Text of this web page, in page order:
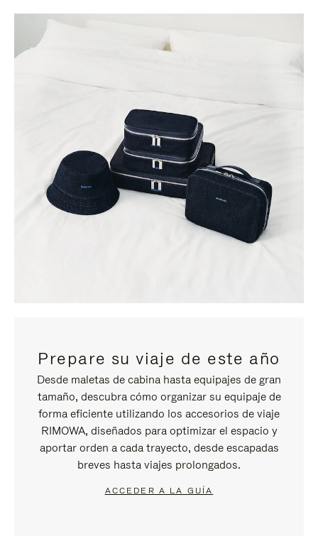
Prepare su viaje de este año
Desde maletas de cabina hasta equipajes de gran
tamaño, descubra cómo organizar su equipaje de
forma eficiente utilizando los accesorios de viaje
RIMOWA, diseñados para optimizar el espacio y
aportar orden a cada trayecto, desde escapadas
breves hasta viajes prolongados.
ACCEDER A LA GUÍA